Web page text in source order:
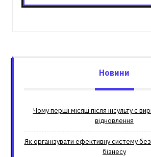
Новини
Чому перші місяці після інсульту є
відновлення
Як організувати ефективну систему
бізнесу